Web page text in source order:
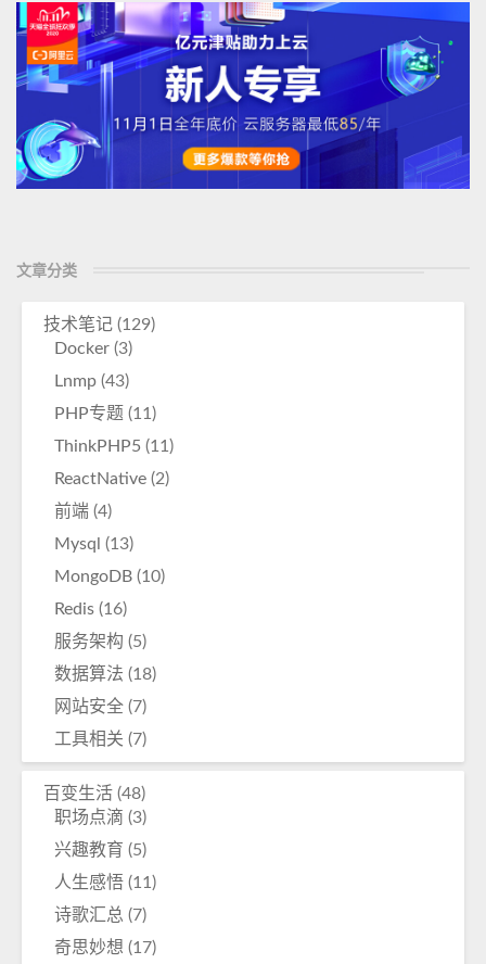
文章分类
技术笔记 (129)
Docker (3)
Lnmp (43)
PHP专题 (11)
ThinkPHP5 (11)
ReactNative (2)
前端 (4)
Mysql (13)
MongoDB (10)
Redis (16)
服务架构 (5)
数据算法 (18)
网站安全 (7)
工具相关 (7)
百变生活 (48)
职场点滴 (3)
兴趣教育 (5)
人生感悟 (11)
诗歌汇总 (7)
奇思妙想 (17)